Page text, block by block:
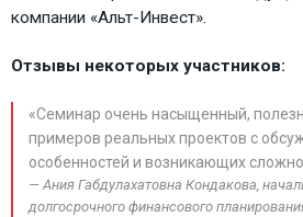
компании «Альт-Инвест».
Отзывы некоторых участников:
«Семинар очень насыщенный,
примеров реальных проектов с
особенностей и возникающих
Ания Габдулахатовна Кондакова,
долгосрочного финансового